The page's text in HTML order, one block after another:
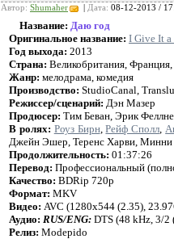
Автор: Shumaher Дата: 08-12-2013 /
Название: Даю год
Оригинальное название: I Give It a
Год выхода: 2013
Страна: Великобритания,
Жанр: мелодрама, комедия
Производство: StudioCanal,
Режиссер/сценарий: Дэн Мазер
Продюсер: Тим Беван, Эрик
В ролях: Роуз Бирн,Рейф Сполл
Джейн Эшер, Теренс Харви,
Продолжительность: 01:37:26
Перевод: Профессиональный
Качество: BDRip 720p
Формат: MKV
Видео: AVC (1280x544 (2.35),
Аудио: RUS/ENG: DTS (48 kHz, 3/2
Релиз: Modepido